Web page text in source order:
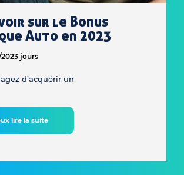
sur le Bonus
Auto en 2023
2023 jours
d’acquérir un
lire la suite